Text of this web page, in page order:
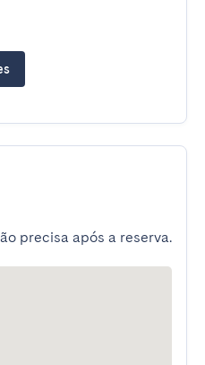
precisa após a reserva.